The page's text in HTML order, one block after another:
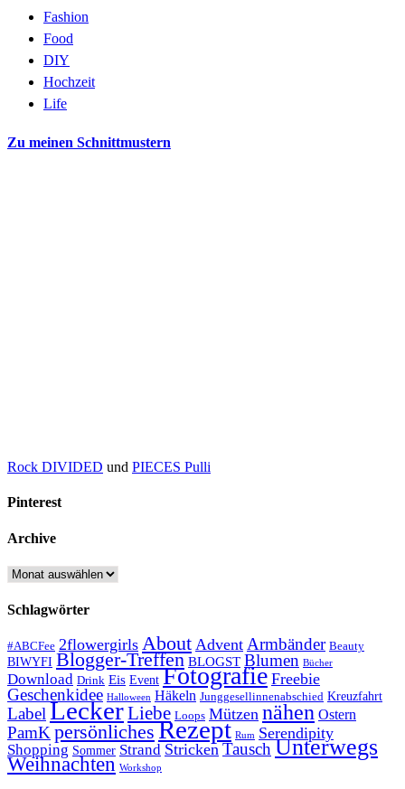
Fashion
Food
DIY
Hochzeit
Life
Zu meinen Schnittmustern
Rock DIVIDED und PIECES Pulli
Pinterest
Archive
Archive
Schlagwörter
#ABCFee 2flowergirls About Advent Armbänder Beauty
BIWYFI Blogger-Treffen BLOGST Blumen Bücher
Download Drink Eis Event Fotografie Freebie
Geschenkidee Halloween Häkeln Junggesellinnenabschied Kreuzfahrt
LabelLeckerLiebe Loops Mützen nähen Ostern
PamKpersönliches Rezept Rum Serendipity
Shopping Sommer Strand Stricken TauschUnterwegs
Weihnachten Workshop